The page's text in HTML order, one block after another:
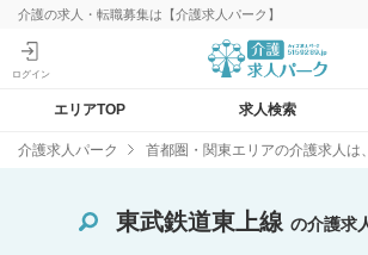
介護の求人・転職募集は【介護求人パーク】
エリアTOP 求人検索
介護求人パーク 首都圏・関東エリアの介護求人は
東武鉄道東上線 の介護求